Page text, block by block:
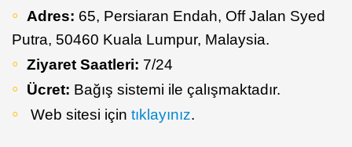
Adres: 65, Persiaran Endah, Off Jalan Syed
Putra, 50460 Kuala Lumpur, Malaysia.
Ziyaret Saatleri: 7/24
Ücret: Bağış sistemi ile çalışmaktadır.
Web sitesi için tıklayınız.